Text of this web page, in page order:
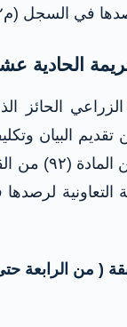
(م۲/۹۲) من القانون.
الحادية
الحائز
تقديم البيان
عليها بالفقرة
( من الرابعة